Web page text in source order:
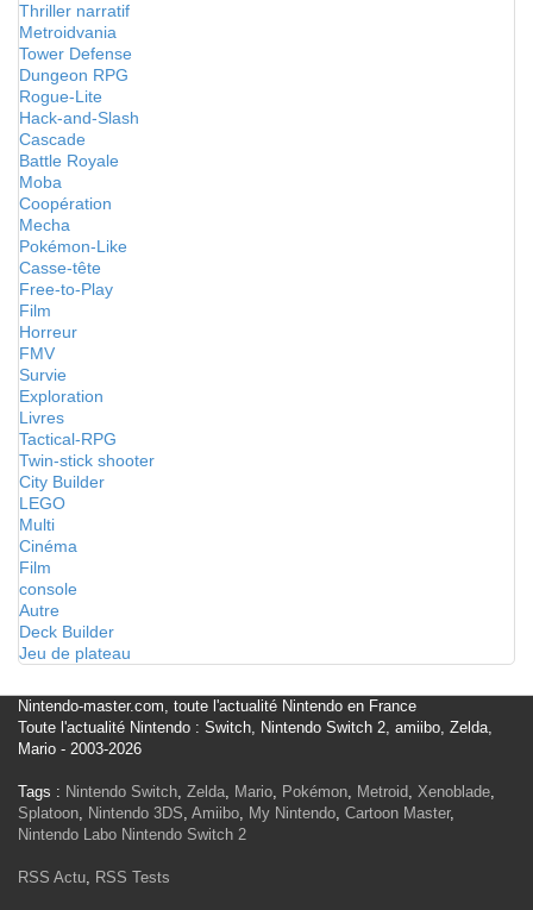
Thriller narratif
Metroidvania
Tower Defense
Dungeon RPG
Rogue-Lite
Hack-and-Slash
Cascade
Battle Royale
Moba
Coopération
Mecha
Pokémon-Like
Casse-tête
Free-to-Play
Film
Horreur
FMV
Survie
Exploration
Livres
Tactical-RPG
Twin-stick shooter
City Builder
LEGO
Multi
Cinéma
Film
console
Autre
Deck Builder
Jeu de plateau
Nintendo-master.com, toute l'actualité Nintendo en France
Toute l'actualité Nintendo : Switch, Nintendo Switch 2, amiibo, Zelda,
Mario - 2003-2026
Tags : Nintendo Switch, Zelda, Mario, Pokémon, Metroid, Xenoblade,
Splatoon, Nintendo 3DS, Amiibo, My Nintendo, Cartoon Master,
Nintendo Labo Nintendo Switch 2
RSS Actu, RSS Tests